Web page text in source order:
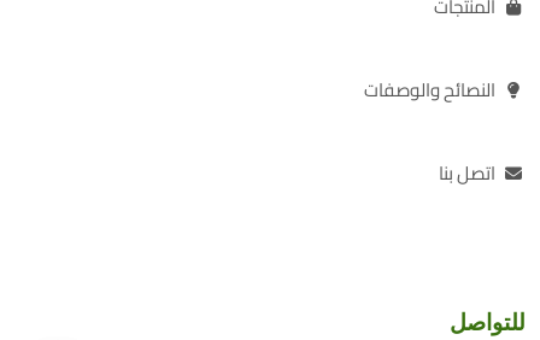
النصائح والوصفات
اتصل بنا
للتواصل